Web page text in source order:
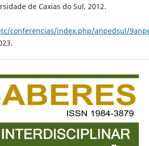
de Caxias do Sul, 2012.
conferencias/index.php/anpedsul/